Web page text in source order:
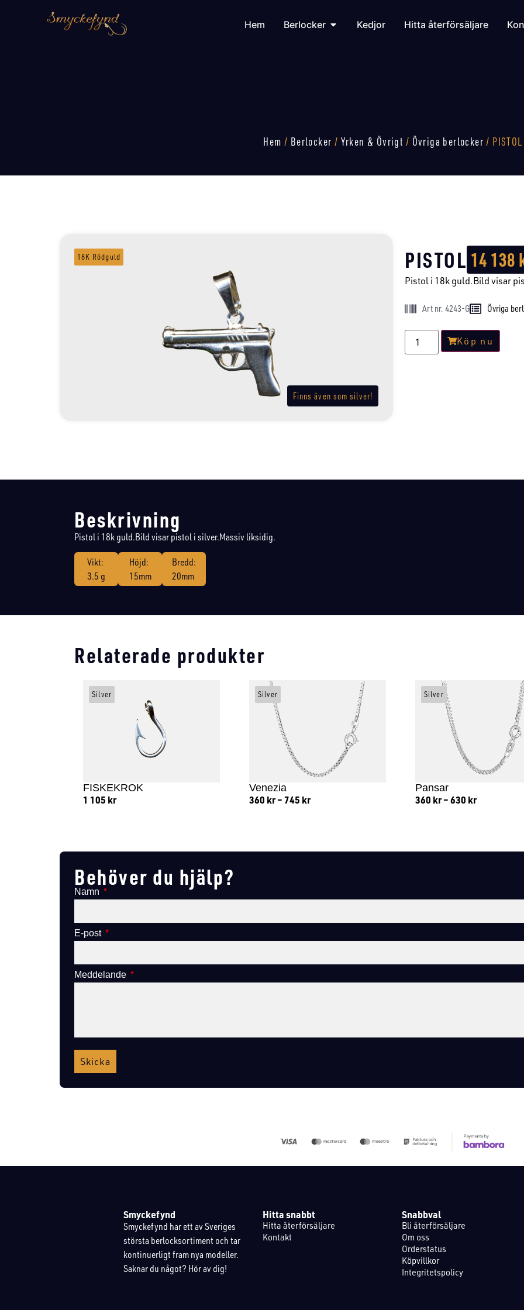
Hem Berlocker Kedjor Hitta återförsäljare
Hem / Berlocker / Yrken & Övrigt / Övriga berlocker / PISTOL
Finns även som silver!
18K Rödguld PISTOL 14 138
Pistol i 18k guld.Bild visar
Art nr. 4243-G Övriga
Köp nu
Beskrivning
Pistol i 18k guld.Bild visar pistol i silver.Massiv liksidig.
Vikt:
3.5 g
Höjd:
15mm
Bredd:
20mm
Relaterade produkter
FISKEKROK
1 105 kr
Silver
Venezia
360 kr –745 kr
Silver
Pansar
360 kr –630 kr
Silver
Behöver du hjälp?
Namn
E-post
Meddelande
Skicka
Smyckefynd
Smyckefynd har ett av Sveriges
största berlocksortiment och tar
kontinuerligt fram nya modeller.
Saknar du något? Hör av dig!
Hitta snabbt
Hitta återförsäljare
Kontakt
Snabbval
Bli återförsäljare
Om oss
Orderstatus
Köpvillkor
Integritetspolicy